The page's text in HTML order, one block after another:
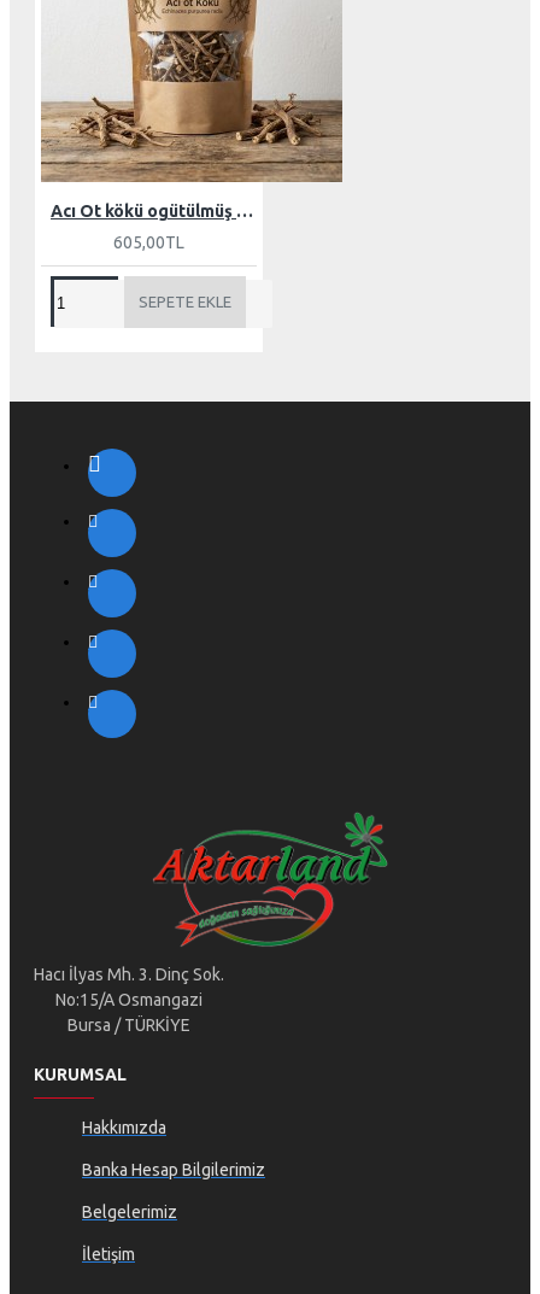
Acı Ot kökü ogütülmüş 100 gr
605,00TL
SEPETE EKLE
Hacı İlyas Mh. 3. Dinç Sok.
No:15/A Osmangazi
Bursa / TÜRKİYE
KURUMSAL
Hakkımızda
Banka Hesap Bilgilerimiz
Belgelerimiz
İletişim